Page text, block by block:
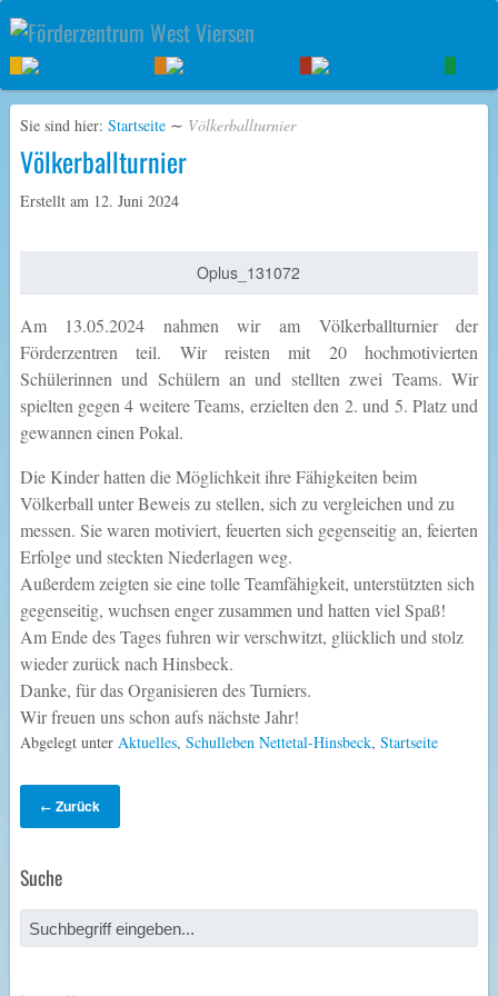
Sie sind hier: Startseite ∼ Völkerballturnier
Völkerballturnier
Erstellt am 12. Juni 2024
Oplus_131072
Am 13.05.2024 nahmen wir am Völkerballturnier der
Förderzentren teil. Wir reisten mit 20 hochmotivierten
Schülerinnen und Schülern an und stellten zwei Teams. Wir
spielten gegen 4 weitere Teams, erzielten den 2. und 5. Platz und
gewannen einen Pokal.
Die Kinder hatten die Möglichkeit ihre Fähigkeiten beim
Völkerball unter Beweis zu stellen, sich zu vergleichen und zu
messen. Sie waren motiviert, feuerten sich gegenseitig an, feierten
Erfolge und steckten Niederlagen weg.
Außerdem zeigten sie eine tolle Teamfähigkeit, unterstützten sich
gegenseitig, wuchsen enger zusammen und hatten viel Spaß!
Am Ende des Tages fuhren wir verschwitzt, glücklich und stolz
wieder zurück nach Hinsbeck.
Danke, für das Organisieren des Turniers.
Wir freuen uns schon aufs nächste Jahr!
Abgelegt unter Aktuelles, Schulleben Nettetal-Hinsbeck, Startseite
← Zurück
Suche